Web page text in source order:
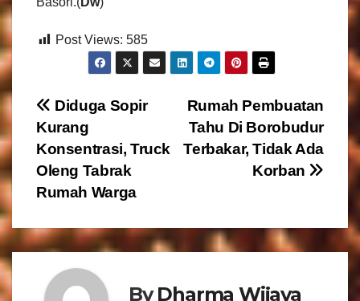
Post Views: 585
N
a
v
g
a
Rumah Pembuatan
Tahu Di Borobudur
Terbakar, Tidak Ada
Korban
Diduga Sopir
Kurang
Konsentrasi, Truck
Oleng Tabrak
Rumah Warga
ByDharma Wijaya